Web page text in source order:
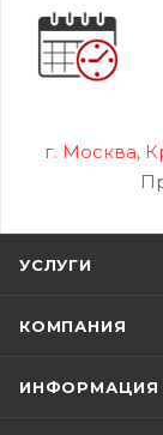
г. Москва,
УСЛУГИ
КОМПАНИЯ
ИНФОРМАЦИЯ